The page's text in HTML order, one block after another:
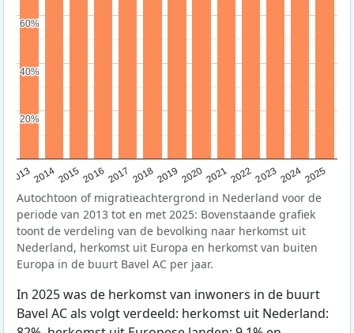
20132014201520162017 20182019 202020212022202320242025
20%
20%
40%
40%
60%
60%
Autochtoon of migratieachtergrond in Nederland voor de
periode van 2013 tot en met 2025: Bovenstaande grafiek
toont de verdeling van de bevolking naar herkomst uit
Nederland, herkomst uit Europa en herkomst van buiten
Europa in de buurt Bavel AC per jaar.
In 2025 was de herkomst van inwoners in de buurt
Bavel AC als volgt verdeeld: herkomst uit Nederland: